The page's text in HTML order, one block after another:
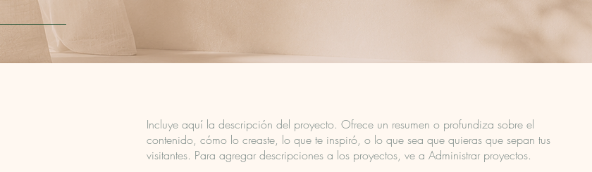
Incluye aquí la descripción del proyecto. Ofrece un resumen o profundiza sobre el
contenido, cómo lo creaste, lo que te inspiró, o lo que sea que quieras que sepan tus
visitantes. Para agregar descripciones a los proyectos, ve a Administrar proyectos.